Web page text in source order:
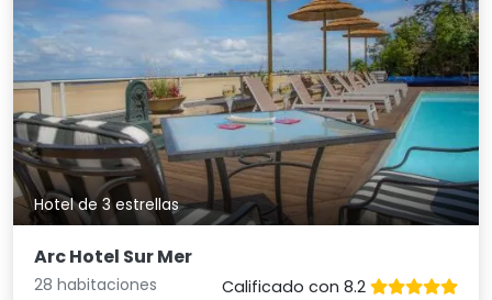
Hotel de 3 estrellas
Arc Hotel Sur Mer
28 habitaciones
Calificado con 8.2